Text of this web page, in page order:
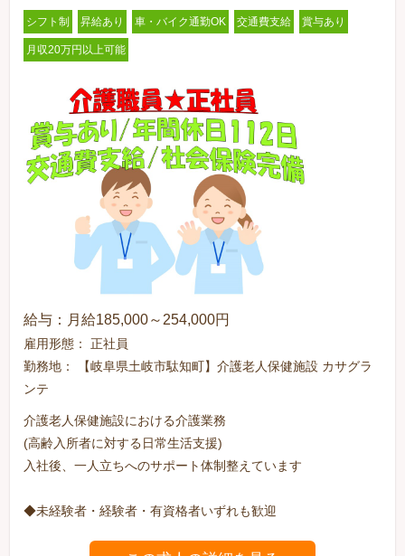
シフト制 昇給あり 車・バイク通勤OK 交通費支給 賞与あり
月収20万円以上可能
給与：月給185,000～254,000円
雇用形態： 正社員
勤務地： 【岐阜県土岐市駄知町】介護老人保健施設 カサグラ
ンテ
介護老人保健施設における介護業務
(高齢入所者に対する日常生活支援)
入社後、一人立ちへのサポート体制整えています
◆未経験者・経験者・有資格者いずれも歓迎